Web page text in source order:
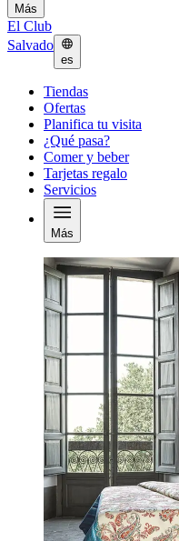
Más
El Club
Salvado
es
Tiendas
Ofertas
Planifica tu visita
¿Qué pasa?
Comer y beber
Tarjetas regalo
Servicios
Más